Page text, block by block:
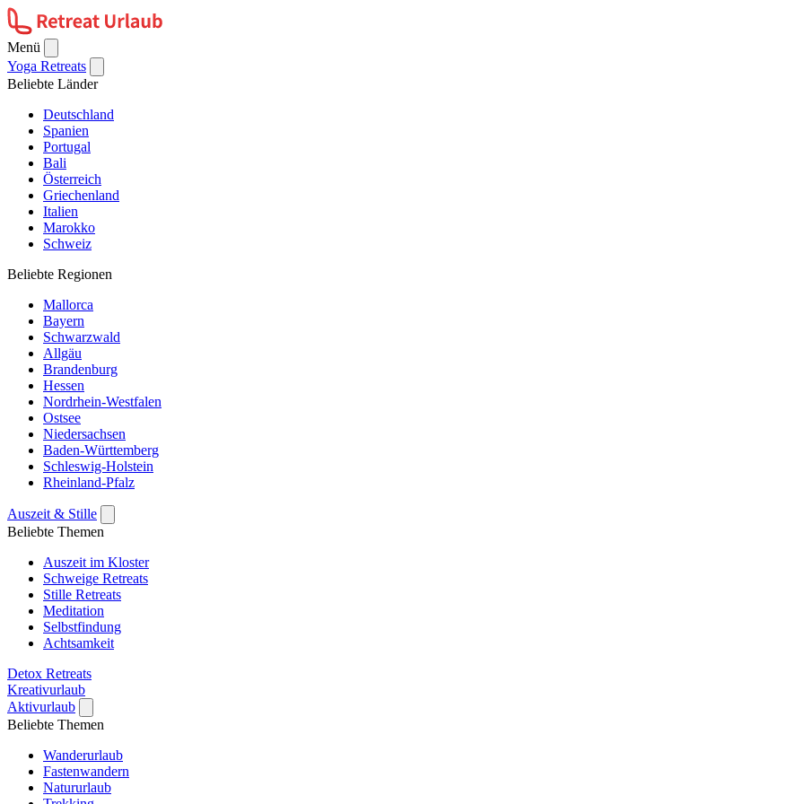
Menü
Yoga Retreats
Beliebte Länder
Deutschland
Spanien
Portugal
Bali
Österreich
Griechenland
Italien
Marokko
Schweiz
Beliebte Regionen
Mallorca
Bayern
Schwarzwald
Allgäu
Brandenburg
Hessen
Nordrhein-Westfalen
Ostsee
Niedersachsen
Baden-Württemberg
Schleswig-Holstein
Rheinland-Pfalz
Auszeit & Stille
Beliebte Themen
Auszeit im Kloster
Schweige Retreats
Stille Retreats
Meditation
Selbstfindung
Achtsamkeit
Detox Retreats
Kreativurlaub
Aktivurlaub
Beliebte Themen
Wanderurlaub
Fastenwandern
Natururlaub